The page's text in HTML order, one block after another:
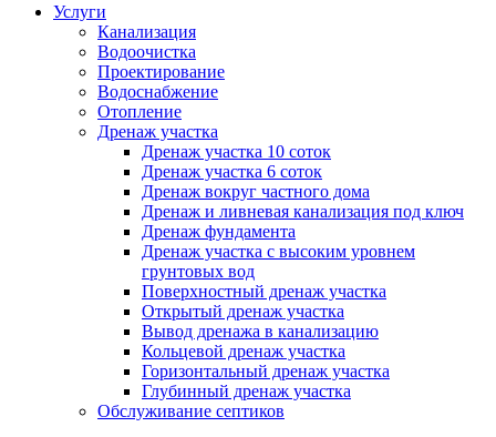
Услуги
Канализация
Водоочистка
Проектирование
Водоснабжение
Отопление
Дренаж участка
Дренаж участка 10 соток
Дренаж участка 6 соток
Дренаж вокруг частного дома
Дренаж и ливневая канализация под ключ
Дренаж фундамента
Дренаж участка с высоким уровнем
грунтовых вод
Поверхностный дренаж участка
Открытый дренаж участка
Вывод дренажа в канализацию
Кольцевой дренаж участка
Горизонтальный дренаж участка
Глубинный дренаж участка
Обслуживание септиков